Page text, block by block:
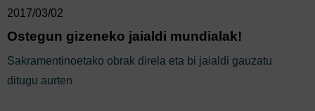
2017/03/02
Ostegun gizeneko jaialdi mundialak!
Sakramentinoetako obrak direla eta bi jaialdi gauzatu
ditugu aurten